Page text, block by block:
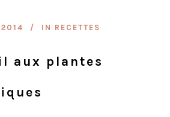
2014 IN RECETTES
aux plantes